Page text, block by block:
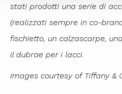
stati prodotti una serie di
(realizzati sempre in co-
fischietto, un calzascarpe,
il dubrae per i lacci.
Images courtesy of Tiffany &